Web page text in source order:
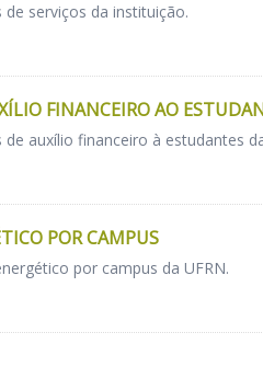
de serviços da instituição.
FINANCEIRO AO
de auxílio financeiro à estudantes
POR CAMPUS
por campus da UFRN.